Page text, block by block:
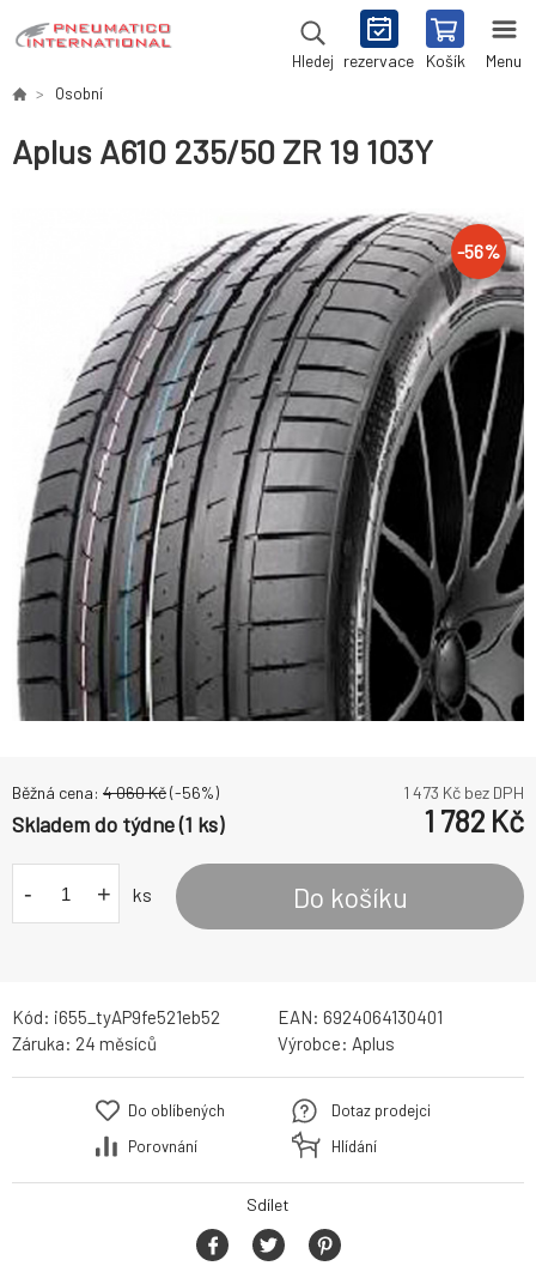
Hledej rezervace Košík Menu
Osobní
Aplus A610 235/50 ZR 19 103Y
-56%
Běžná cena: 4 060Kč(-56%) 1 473 Kč bez DPH
Skladem do týdne (1 ks) 1 782 Kč
- + ks Do košíku
Kód: i655_tyAP9fe521eb52 EAN: 6924064130401
Záruka: 24 měsíců Výrobce: Aplus
Do oblíbených
Porovnání
Dotaz prodejci
Hlídání
Sdílet